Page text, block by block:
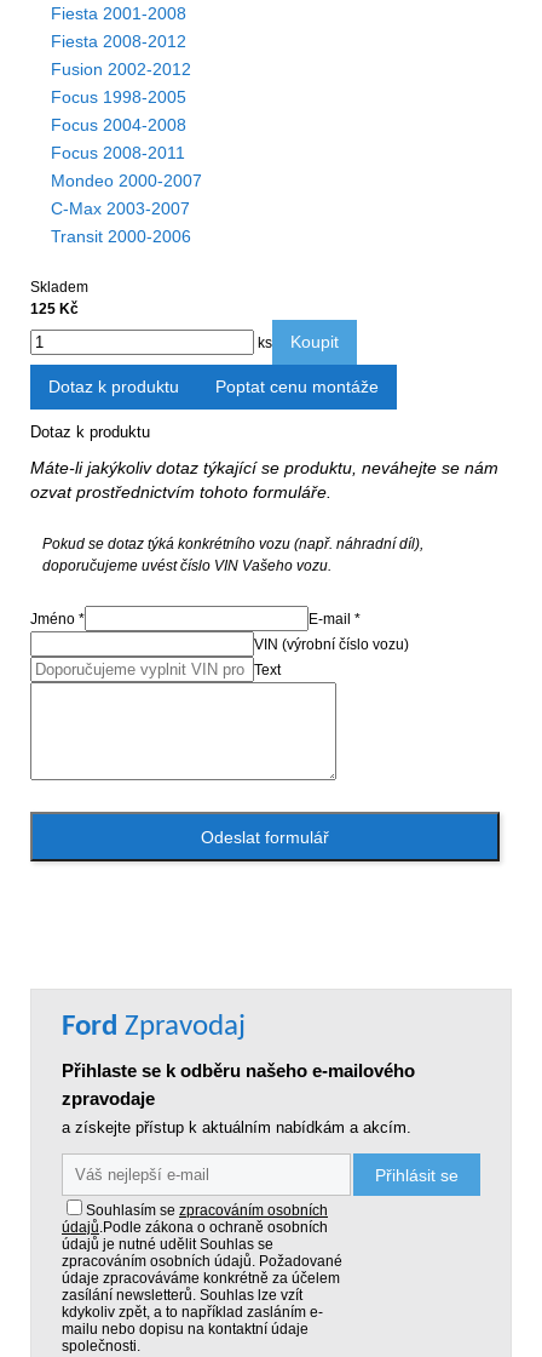
Fiesta 2001-2008
Fiesta 2008-2012
Fusion 2002-2012
Focus 1998-2005
Focus 2004-2008
Focus 2008-2011
Mondeo 2000-2007
C-Max 2003-2007
Transit 2000-2006
Skladem
125 Kč
ks
Koupit
Dotaz k produktu Poptat cenu montáže
Dotaz k produktu
Máte-li jakýkoliv dotaz týkající se produktu, neváhejte se nám
ozvat prostřednictvím tohoto formuláře.
Pokud se dotaz týká konkrétního vozu (např. náhradní díl),
doporučujeme uvést číslo VIN Vašeho vozu.
Jméno *
E-mail *
VIN (výrobní číslo vozu)
Text
Odeslat formulář
Ford Zpravodaj
Přihlaste se k odběru našeho e-mailového
zpravodaje
a získejte přístup k aktuálním nabídkám a akcím.
Přihlásit se
Souhlasím se zpracováním osobních
údajů.Podle zákona o ochraně osobních
údajů je nutné udělit Souhlas se
zpracováním osobních údajů. Požadované
údaje zpracováváme konkrétně za účelem
zasílání newsletterů. Souhlas lze vzít
kdykoliv zpět, a to například zasláním e-
mailu nebo dopisu na kontaktní údaje
společnosti.